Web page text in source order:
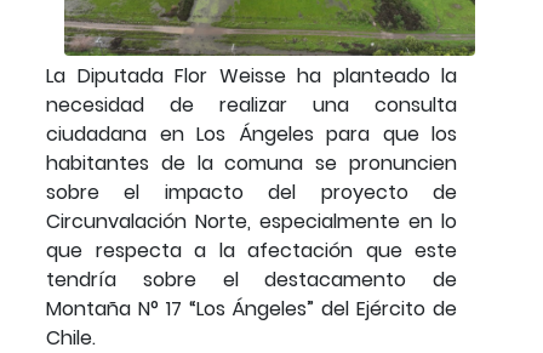
La Diputada Flor Weisse ha planteado la
necesidad de realizar una consulta
ciudadana en Los Ángeles para que los
habitantes de la comuna se pronuncien
sobre el impacto del proyecto de
Circunvalación Norte, especialmente en lo
que respecta a la afectación que este
tendría sobre el destacamento de
Montaña N° 17 “Los Ángeles” del Ejército de
Chile.